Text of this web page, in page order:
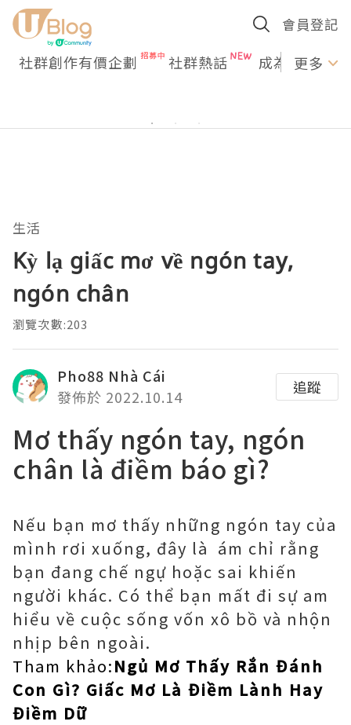
會員登記
社群創作有價企劃 社群熱話 成為U更多
生活
Kỳ lạ giấc mơ về ngón tay,
ngón chân
瀏覽次數:203
Pho88 Nhà Cái
發佈於 2022.10.14
追蹤
Mơ thấy ngón tay, ngón
chân là điềm báo gì?
Nếu bạn mơ thấy những ngón tay của
mình rơi xuống, đây là ám chỉ rằng
bạn đang chế ngự hoặc sai khiến
người khác. Có thể bạn mất đi sự am
hiểu về cuộc sống vốn xô bồ và nhộn
nhịp bên ngoài.
Tham khảo:Ngủ Mơ Thấy Rắn Đánh
Con Gì? Giấc Mơ Là Điềm Lành Hay
Điềm Dữ